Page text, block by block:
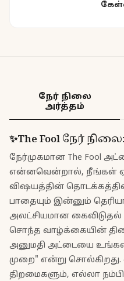
நேர் நிலை
அர்த்தம்
✨The Foolநேர் நிலை:
நேர்முகமான The Fool
என்னவென்றால், நீங்கள்
விஷயத்தின் தொடக்கத்தில்
பாதையும் இன்னும்
அலட்சியமான
சொந்த வாழ்க்கையின்
அனுமதி அட்டையை
முறை" என்று
திறமைகளும், எல்லா